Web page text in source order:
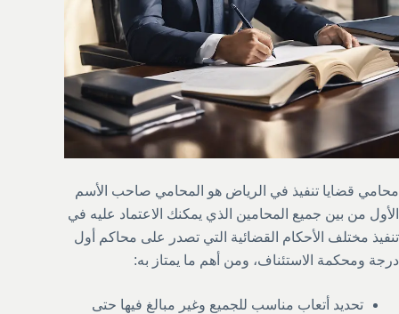
محامي قضايا تنفيذ في الرياض هو المحامي صاحب الأسم
الأول من بين جميع المحامين الذي يمكنك الاعتماد عليه في
تنفيذ مختلف الأحكام القضائية التي تصدر على محاكم أول
درجة ومحكمة الاستئناف، ومن أهم ما يمتاز به:
تحديد أتعاب مناسب للجميع وغير مبالغ فيها حتى